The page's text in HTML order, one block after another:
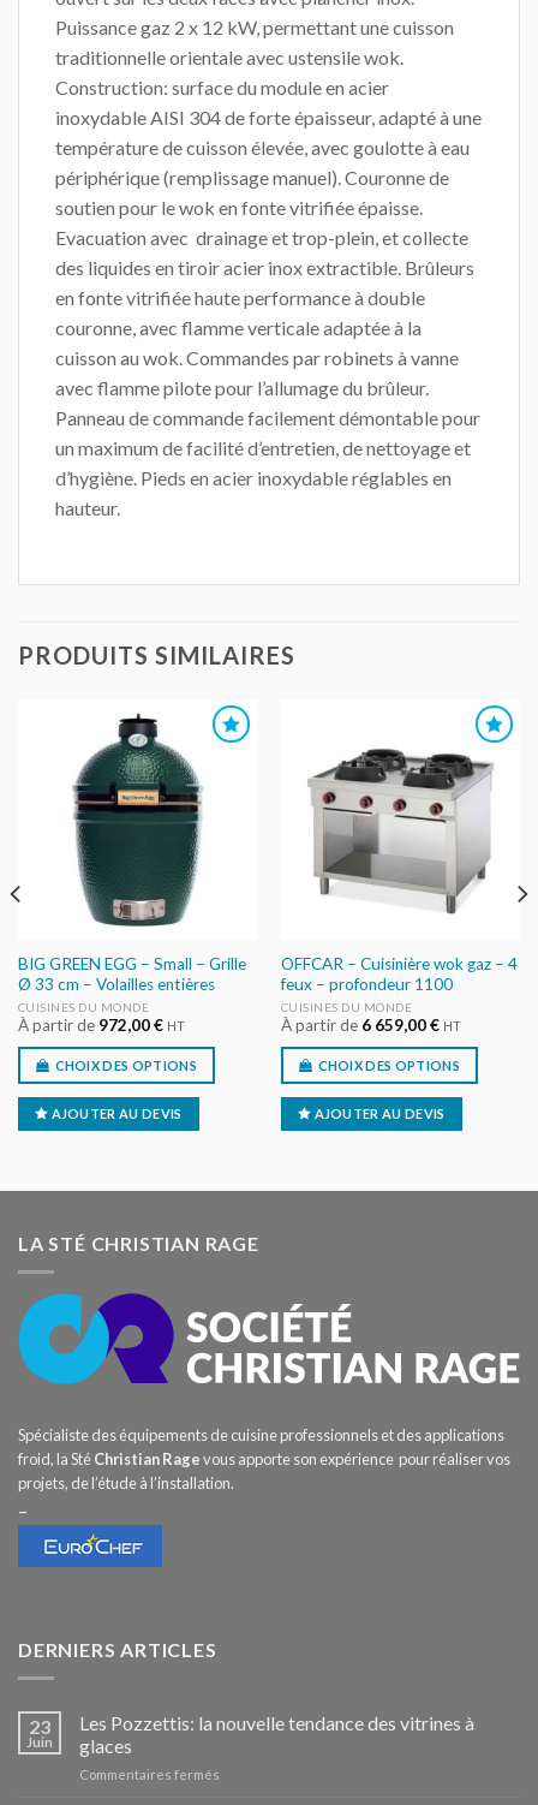
Puissance gaz 2 x 12 kW, permettant une cuisson
traditionnelle orientale avec ustensile wok.
Construction: surface du module en acier
inoxydable AISI 304 de forte épaisseur, adapté à une
température de cuisson élevée, avec goulotte à eau
périphérique (remplissage manuel). Couronne de
soutien pour le wok en fonte vitrifiée épaisse.
Evacuation avec drainage et trop-plein, et collecte
des liquides en tiroir acier inox extractible. Brûleurs
en fonte vitrifiée haute performance à double
couronne, avec flamme verticale adaptée à la
cuisson au wok. Commandes par robinets à vanne
avec flamme pilote pour l’allumage du brûleur.
Panneau de commande facilement démontable pour
un maximum de facilité d’entretien, de nettoyage et
d’hygiène. Pieds en acier inoxydable réglables en
hauteur.
PRODUITS SIMILAIRES
AJOUTER
AU DEVIS
BIG GREEN EGG – Small – Grille
Ø 33 cm – Volailles entières
CUISINES DU MONDE
À partir de 972,00€ HT
CHOIX DES OPTIONS
AJOUTER AU DEVIS
AJOUTER
AU DEVIS
OFFCAR – Cuisinière wok gaz – 4
feux – profondeur 1100
CUISINES DU MONDE
À partir de 6 659,00€ HT
CHOIX DES OPTIONS
AJOUTER AU DEVIS
LA STÉ CHRISTIAN RAGE
Spécialiste des équipements de cuisine professionnels et des applications
froid, la StéChristian Ragevous apporte son expérience pour réaliser vos
projets, de l’étude à l’installation.
–
DERNIERS ARTICLES
23
Juin
Les Pozzettis: la nouvelle tendance des vitrines à
glaces
Commentaires fermés